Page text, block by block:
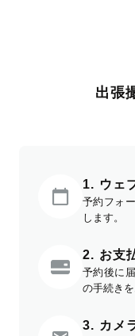
出張
1. ウェ
予約フォ
します。
2. お支
予約後に
の手続きを
3. カメ